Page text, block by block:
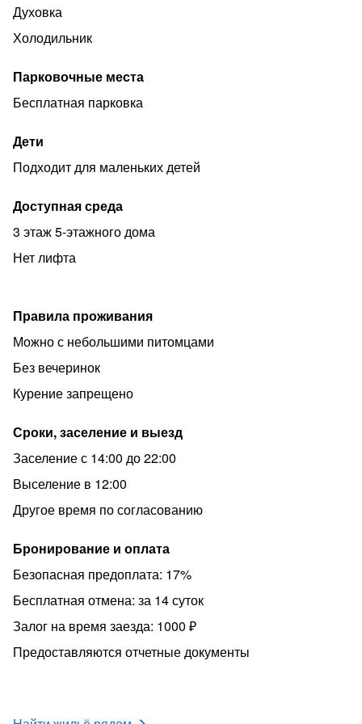
Курение запрещено Вечеринки, праздники, запрещены.
Духовка
Холодильник
Парковочные места
Бесплатная парковка
Дети
Подходит для маленьких детей
Доступная среда
3 этаж 5-этажного дома
Нет лифта
Правила проживания
Можно с небольшими питомцами
Без вечеринок
Курение запрещено
Сроки, заселение и выезд
Заселение с 14:00 до 22:00
Выселение в 12:00
Другое время по согласованию
Бронирование и оплата
Безопасная предоплата: 17%
Бесплатная отмена: за 14 суток
Залог на время заезда: 1000 ₽
Предоставляются отчетные документы